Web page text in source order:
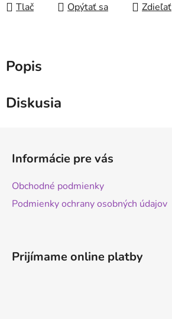
Tlač Opýtať sa Zdieľať
Popis
Diskusia
Informácie pre vás
Obchodné podmienky
Podmienky ochrany osobných údajov
Prijímame online platby